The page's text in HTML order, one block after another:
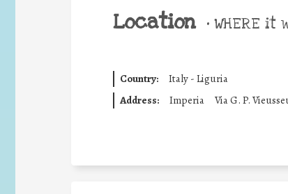
Location • WHERE
Country:
Italy - Liguria
Address:
Imperia Via G. P.